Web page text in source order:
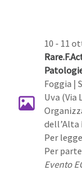
10 - 11
Foggia |
Uva (Via
dell’Alta
Per
Per
Evento